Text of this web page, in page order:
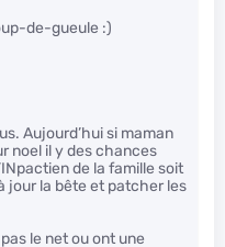
de-gueule :)
Aujourd’hui si maman
noel il y des chances
de la famille soit
jour la bête et patcher les
le net ou ont une